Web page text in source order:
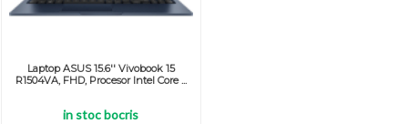
Laptop ASUS 15.6'' Vivobook 15
R1504VA, FHD, Procesor Intel Core ...
in stoc bocris